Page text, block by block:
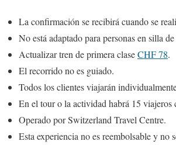
La confirmación se recibirá cuando se
No está adaptado para personas en silla
Actualizar tren de primera claseCHF 78.
El recorrido no es guiado.
Todos los clientes viajarán
En el tour o la actividad habrá 15 viajeros
Operado por Switzerland Travel Centre.
Esta experiencia no es reembolsable y no